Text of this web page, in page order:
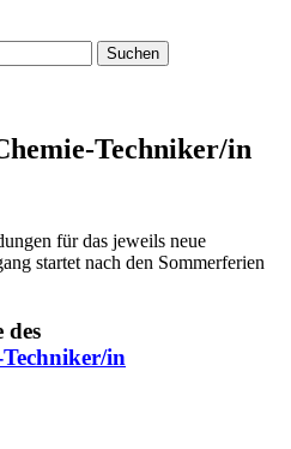
Techniker/in
für das jeweils neue
startet nach den Sommerferien
des
in